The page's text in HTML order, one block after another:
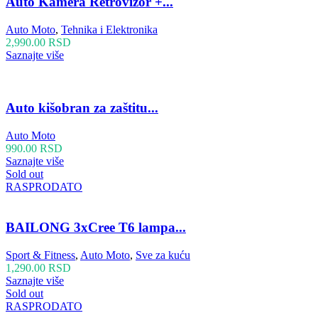
Auto Moto, Tehnika i Elektronika
2,990.00 RSD
Saznajte više
Auto kišobran za zaštitu...
Auto Moto
990.00 RSD
Saznajte više
Sold out
RASPRODATO
BAILONG 3xCree T6 lampa...
Sport & Fitness, Auto Moto, Sve za kuću
1,290.00 RSD
Saznajte više
Sold out
RASPRODATO